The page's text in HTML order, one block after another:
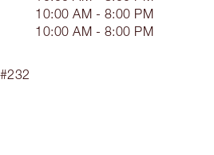
#232
10:00 AM - 8:00 PM
10:00 AM - 8:00 PM